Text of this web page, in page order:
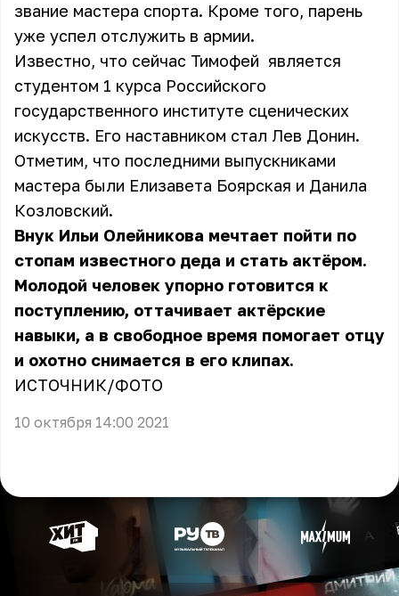
звание мастера спорта. Кроме того, парень
уже успел отслужить в армии.
Известно, что сейчас Тимофей является
студентом 1 курса Российского
государственного институте сценических
искусств. Его наставником стал Лев Донин.
Отметим, что последними выпускниками
мастера были Елизавета Боярская и Данила
Козловский.
Внук Ильи Олейникова мечтает пойти по
стопам известного деда и стать актёром.
Молодой человек упорно готовится к
поступлению, оттачивает актёрские
навыки, а в свободное время помогает отцу
и охотно снимается в его клипах.
ИСТОЧНИК/ФОТО
10 октября 14:00 2021